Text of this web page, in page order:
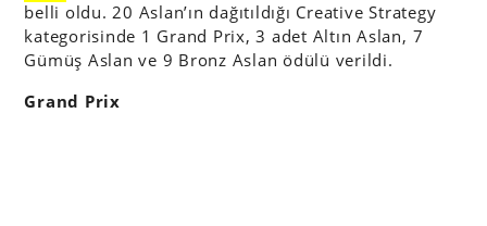
belli oldu. 20 Aslan’ın dağıtıldığı Creative Strategy
kategorisinde 1 Grand Prix, 3 adet Altın Aslan, 7
Gümüş Aslan ve 9 Bronz Aslan ödülü verildi.
Grand Prix